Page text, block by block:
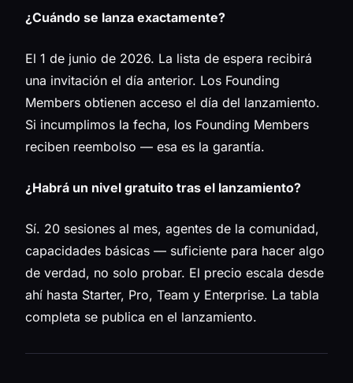
¿Cuándo se lanza exactamente?
El 1 de junio de 2026. La lista de espera recibirá
una invitación el día anterior. Los Founding
Members obtienen acceso el día del lanzamiento.
Si incumplimos la fecha, los Founding Members
reciben reembolso — esa es la garantía.
¿Habrá un nivel gratuito tras el lanzamiento?
Sí. 20 sesiones al mes, agentes de la comunidad,
capacidades básicas — suficiente para hacer algo
de verdad, no solo probar. El precio escala desde
ahí hasta Starter, Pro, Team y Enterprise. La tabla
completa se publica en el lanzamiento.